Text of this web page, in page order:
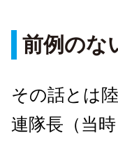
前例のな
その話とは
連隊長（当